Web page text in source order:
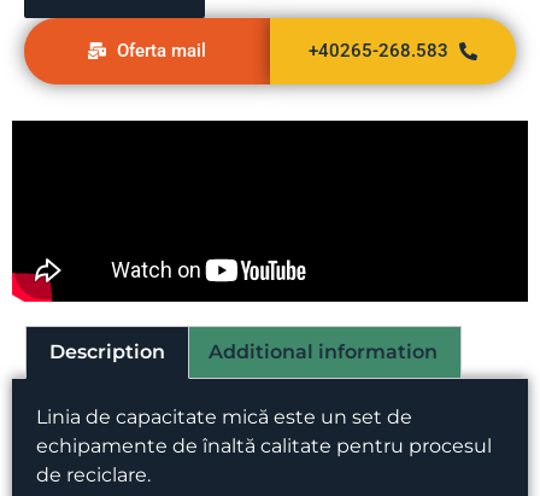
Oferta mail +40265-268.583
Description Additional information
Linia de capacitate mică este un set de
echipamente de înaltă calitate pentru procesul
de reciclare.